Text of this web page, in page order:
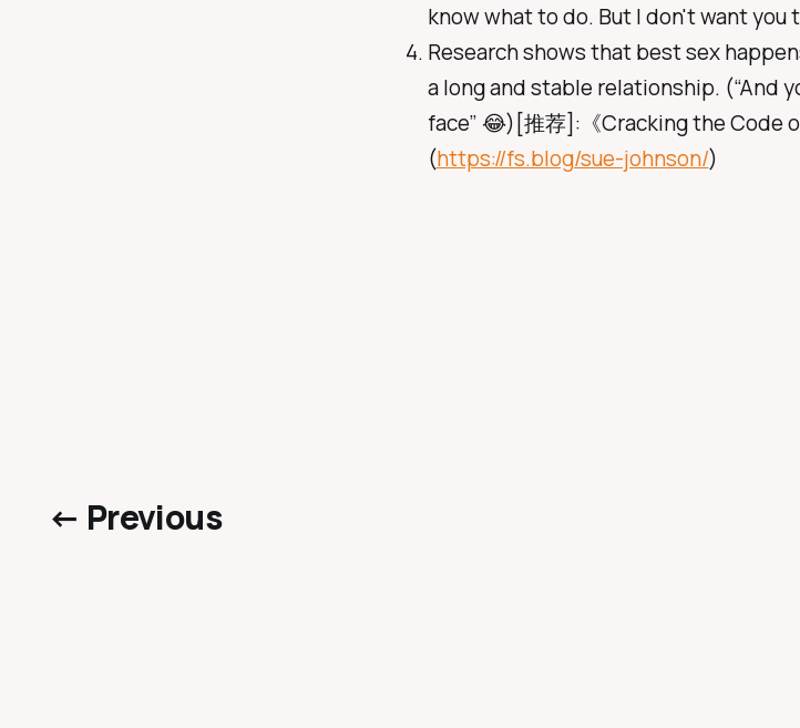
know what to do. But I don't want you
Research shows that best sex
a long and stable relationship. (“And
face” 😂)[推荐]:《Cracking the Code
(https://fs.blog/sue-johnson/)
← Previous